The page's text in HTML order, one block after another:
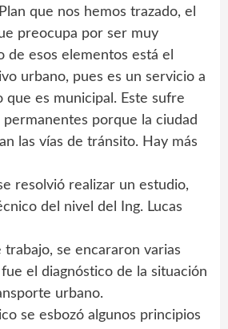
que nos hemos trazado, el
preocupa por ser muy
de esos elementos está el
urbano, pues es un servicio a
que es municipal. Este sufre
porque la ciudad
las vías de tránsito. Hay más
resolvió realizar un estudio,
del nivel del Ing. Lucas
trabajo, se encararon varias
el diagnóstico de la situación
urbano.
se esbozó algunos principios